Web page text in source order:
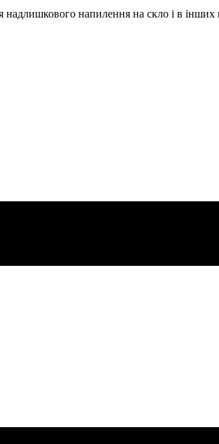
напилення на скло і в